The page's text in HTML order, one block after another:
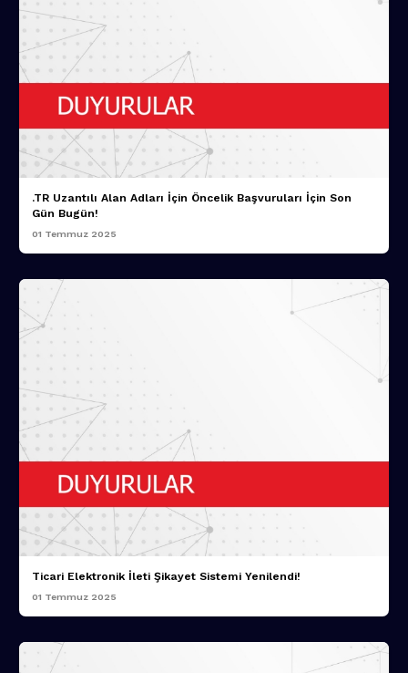
.TR Uzantılı Alan Adları İçin Öncelik Başvuruları İçin Son
Gün Bugün!
01 Temmuz 2025
Ticari Elektronik İleti Şikayet Sistemi Yenilendi!
01 Temmuz 2025